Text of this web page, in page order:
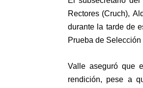
Rectores (Cruch),
durante la tarde de
Prueba de
Valle aseguró que
rendición, pese a